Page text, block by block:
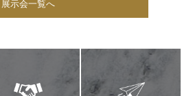
展示会一覧へ